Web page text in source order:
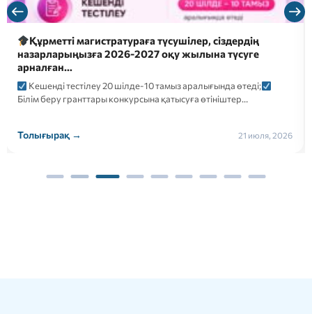
Құрметті магистратураға түсушілер, сіздердің
назарларыңызға 2026-2027 оқу жылына түсуге
арналған…
Кешенді тестілеу 20 шілде-10 тамыз аралығында өтеді;
Білім беру гранттары конкурсына қатысуға өтініштер…
Толығырақ → 21 июля, 2026